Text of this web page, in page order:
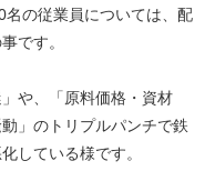
の従業員については、配
です。
や、「原料価格・資材
」のトリプルパンチで鉄
している様です。